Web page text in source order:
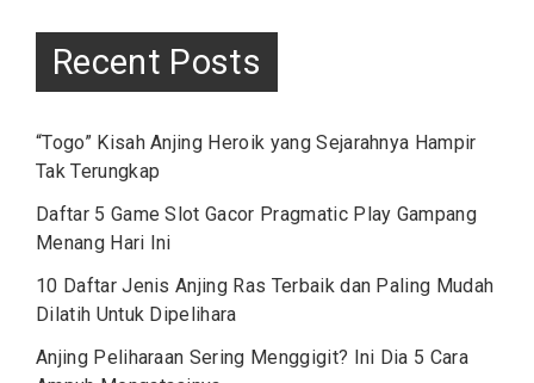
Recent Posts
“Togo” Kisah Anjing Heroik yang Sejarahnya Hampir
Tak Terungkap
Daftar 5 Game Slot Gacor Pragmatic Play Gampang
Menang Hari Ini
10 Daftar Jenis Anjing Ras Terbaik dan Paling Mudah
Dilatih Untuk Dipelihara
Anjing Peliharaan Sering Menggigit? Ini Dia 5 Cara